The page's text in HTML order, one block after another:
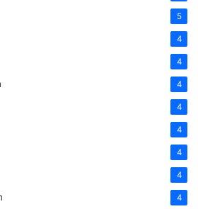
5
4
4
4
4
4
4
4
4